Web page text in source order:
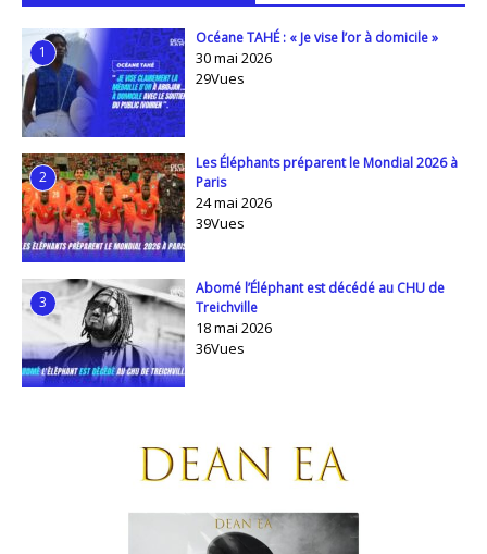
1
Océane TAHÉ : « Je vise l’or à domicile »
30 mai 2026
29Vues
2
Les Éléphants préparent le Mondial 2026 à
Paris
24 mai 2026
39Vues
3
Abomé l’Éléphant est décédé au CHU de
Treichville
18 mai 2026
36Vues